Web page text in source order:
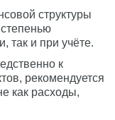
структуры
так и при учёте.
к
рекомендуется
как расходы,